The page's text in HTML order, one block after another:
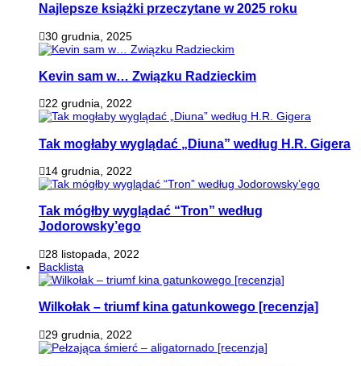
Najlepsze książki przeczytane w 2025 roku
30 grudnia, 2025
Kevin sam w… Związku Radzieckim
22 grudnia, 2022
Tak mogłaby wyglądać „Diuna” według H.R. Gigera
14 grudnia, 2022
Tak mógłby wyglądać “Tron” według
Jodorowsky’ego
28 listopada, 2022
Backlista
Wilkołak – triumf kina gatunkowego [recenzja]
29 grudnia, 2022